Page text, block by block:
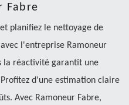
Fabre
planifiez le nettoyage de
l'entreprise Ramoneur
la réactivité garantit une
d'une estimation claire
Avec Ramoneur Fabre,